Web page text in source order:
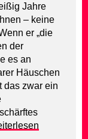
Jahre
– keine
er „die
der
es an
Häuschen
das zwar ein